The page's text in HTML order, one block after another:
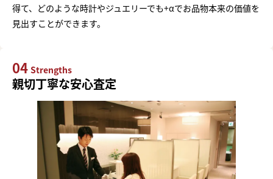
得て、どのような時計やジュエリーでも+αでお品物本来の価値を
見出すことができます。
04 Strengths
親切丁寧な安心査定